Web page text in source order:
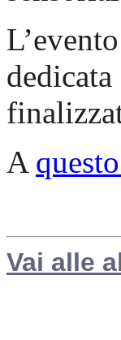
A
Vai alle